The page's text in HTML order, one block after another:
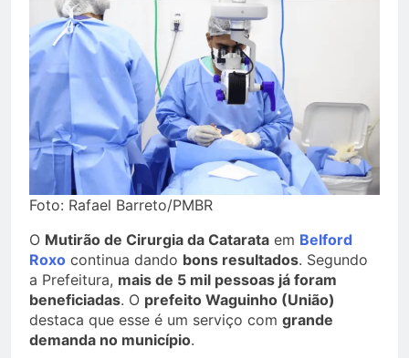
Foto: Rafael Barreto/PMBR
O Mutirão de Cirurgia da Catarata em Belford
Roxo continua dando bons resultados. Segundo
a Prefeitura, mais de 5 mil pessoas já foram
beneficiadas. O prefeito Waguinho (União)
destaca que esse é um serviço com grande
demanda no município.